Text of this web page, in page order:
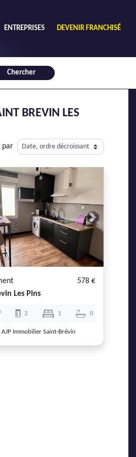
ENTREPRISES DEVENIR FRANCHISÉ
Chercher
BREVIN LES
par
Next
578 €
Les Pins
2 1 0
AJP Immobilier Saint-Brévin